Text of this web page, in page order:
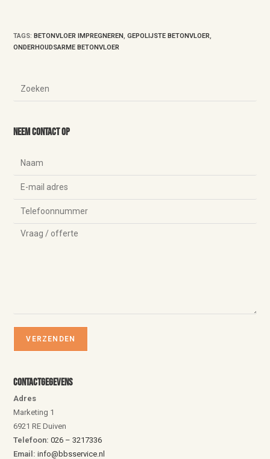
TAGS: BETONVLOER IMPREGNEREN, GEPOLIJSTE BETONVLOER,
ONDERHOUDSARME BETONVLOER
Neem contact op
Contactgegevens
Adres
Marketing 1
6921 RE Duiven
Telefoon:026 – 3217336
Email: info@bbsservice.nl